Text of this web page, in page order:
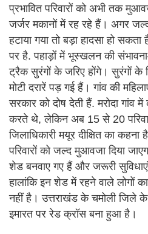
प्रभावित परिवारों को अभी तक
जर्जर मकानों में रह रहे हैं। अगर जल्द
हटाया गया तो बड़ा हादसा हो सकता
पर है. पहाड़ों में भूस्खलन की
ट्रैक सुरंगों के जरिए होंगे। सुरंगों के
मोटी दरारें पड़ गई हैं। गांव की
सरकार को दोष देती हैं. मरोदा गांव
करते थे, लेकिन अब 15 से 20
जिलाधिकारी मयूर दीक्षित का कहना
परिवारों को जल्द मुआवजा दिया
शेड बनवाए गए हैं और जरूरी सुविधाएं
हालांकि इन शेड में रहने वाले लोगों
नहीं है। उत्तराखंड के चमोली जिले
इमारत पर रेड क्रॉस बना हुआ है।